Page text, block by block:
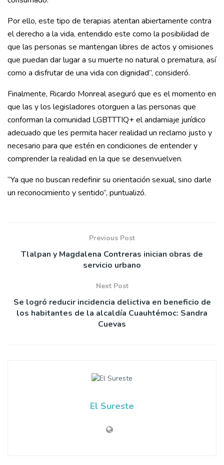
Por ello, este tipo de terapias atentan abiertamente contra
el derecho a la vida, entendido este como la posibilidad de
que las personas se mantengan libres de actos y omisiones
que puedan dar lugar a su muerte no natural o prematura, así
como a disfrutar de una vida con dignidad”, consideró.
Finalmente, Ricardo Monreal aseguró que es el momento en
que las y los legisladores otorguen a las personas que
conforman la comunidad LGBTTTIQ+ el andamiaje jurídico
adecuado que les permita hacer realidad un reclamo justo y
necesario para que estén en condiciones de entender y
comprender la realidad en la que se desenvuelven.
“Ya que no buscan redefinir su orientación sexual, sino darle
un reconocimiento y sentido”, puntualizó.
Previous Post
Tlalpan y Magdalena Contreras inician obras de
servicio urbano
Next Post
Se logró reducir incidencia delictiva en beneficio de
los habitantes de la alcaldía Cuauhtémoc: Sandra
Cuevas
El Sureste